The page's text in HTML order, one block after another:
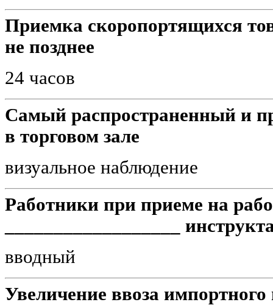
Приемка скоропортящихся
не позднее
24 часов
Самый распространенный и
в торговом зале
визуальное наблюдение
Работники при приеме на
__________________
вводный
Увеличение ввоза